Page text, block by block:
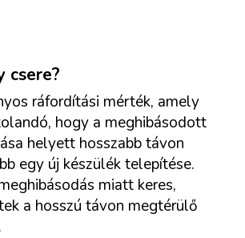
csere?
ráfordítási mérték, amely
hogy a meghibásodott
helyett hosszabb távon
egy új készülék telepítése.
miatt keres,
a hosszú távon megtérülő